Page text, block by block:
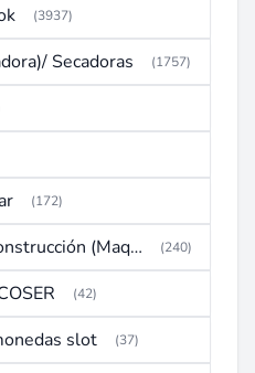
(3937)
Secadoras (1757)
(172)
Maquinaria de Construcción (Maquinaria Pesada) (240)
(42)
slot (37)